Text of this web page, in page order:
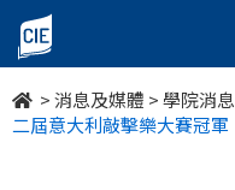
浸
大
音
>消息及媒體 >學院消息
二屆意大利敲擊樂大賽冠軍